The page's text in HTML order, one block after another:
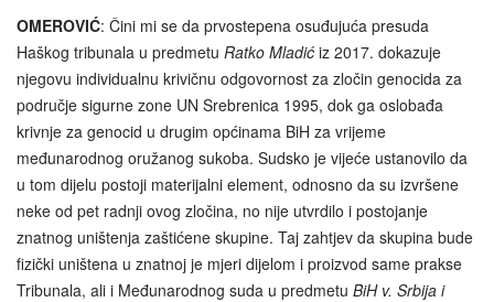
OMEROVIĆ: Čini mi se da prvostepena osuđujuća presuda
Haškog tribunala u predmetu Ratko Mladić iz 2017. dokazuje
njegovu individualnu krivičnu odgovornost za zločin genocida za
područje sigurne zone UN Srebrenica 1995, dok ga oslobađa
krivnje za genocid u drugim općinama BiH za vrijeme
međunarodnog oružanog sukoba. Sudsko je vijeće ustanovilo da
u tom dijelu postoji materijalni element, odnosno da su izvršene
neke od pet radnji ovog zločina, no nije utvrdilo i postojanje
znatnog uništenja zaštićene skupine. Taj zahtjev da skupina bude
fizički uništena u znatnoj je mjeri dijelom i proizvod same prakse
Tribunala, ali i Međunarodnog suda u predmetu BiH v. Srbija i